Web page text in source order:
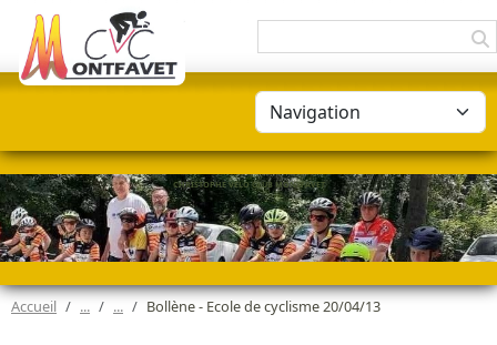
CHRISTOPHE VÉLO CLUB MONTFAVET
Accueil Bollène - Ecole de cyclisme 20/04/13
Panneau de gestion des cookies